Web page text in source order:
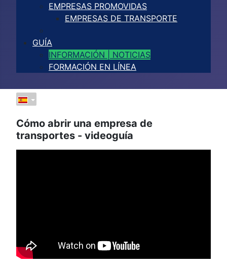
EMPRESAS PROMOVIDAS
EMPRESAS DE TRANSPORTE
GUÍA
INFORMACIÓN | NOTICIAS
FORMACIÓN EN LÍNEA
Cómo abrir una empresa de
transportes - videoguía